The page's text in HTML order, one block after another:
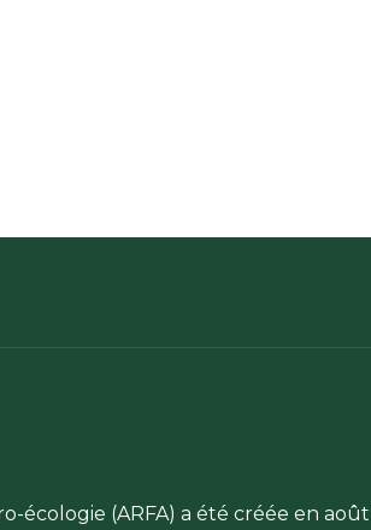
écologie (ARFA) a été créée en